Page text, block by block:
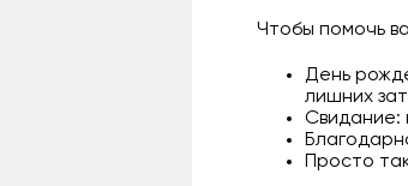
Чтобы помочь
День
лишних
Свидание:
Просто